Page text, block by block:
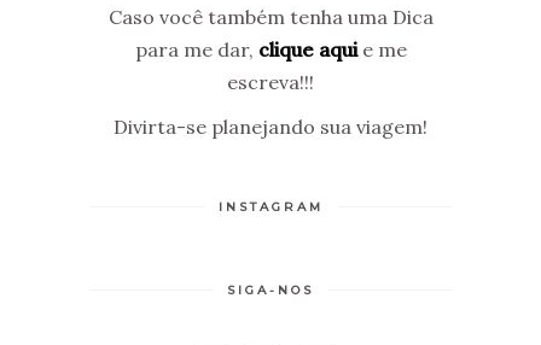
Caso você também tenha uma Dica
para me dar, clique aquie me
escreva!!!
Divirta-se planejando sua viagem!
INSTAGRAM
SIGA-NOS